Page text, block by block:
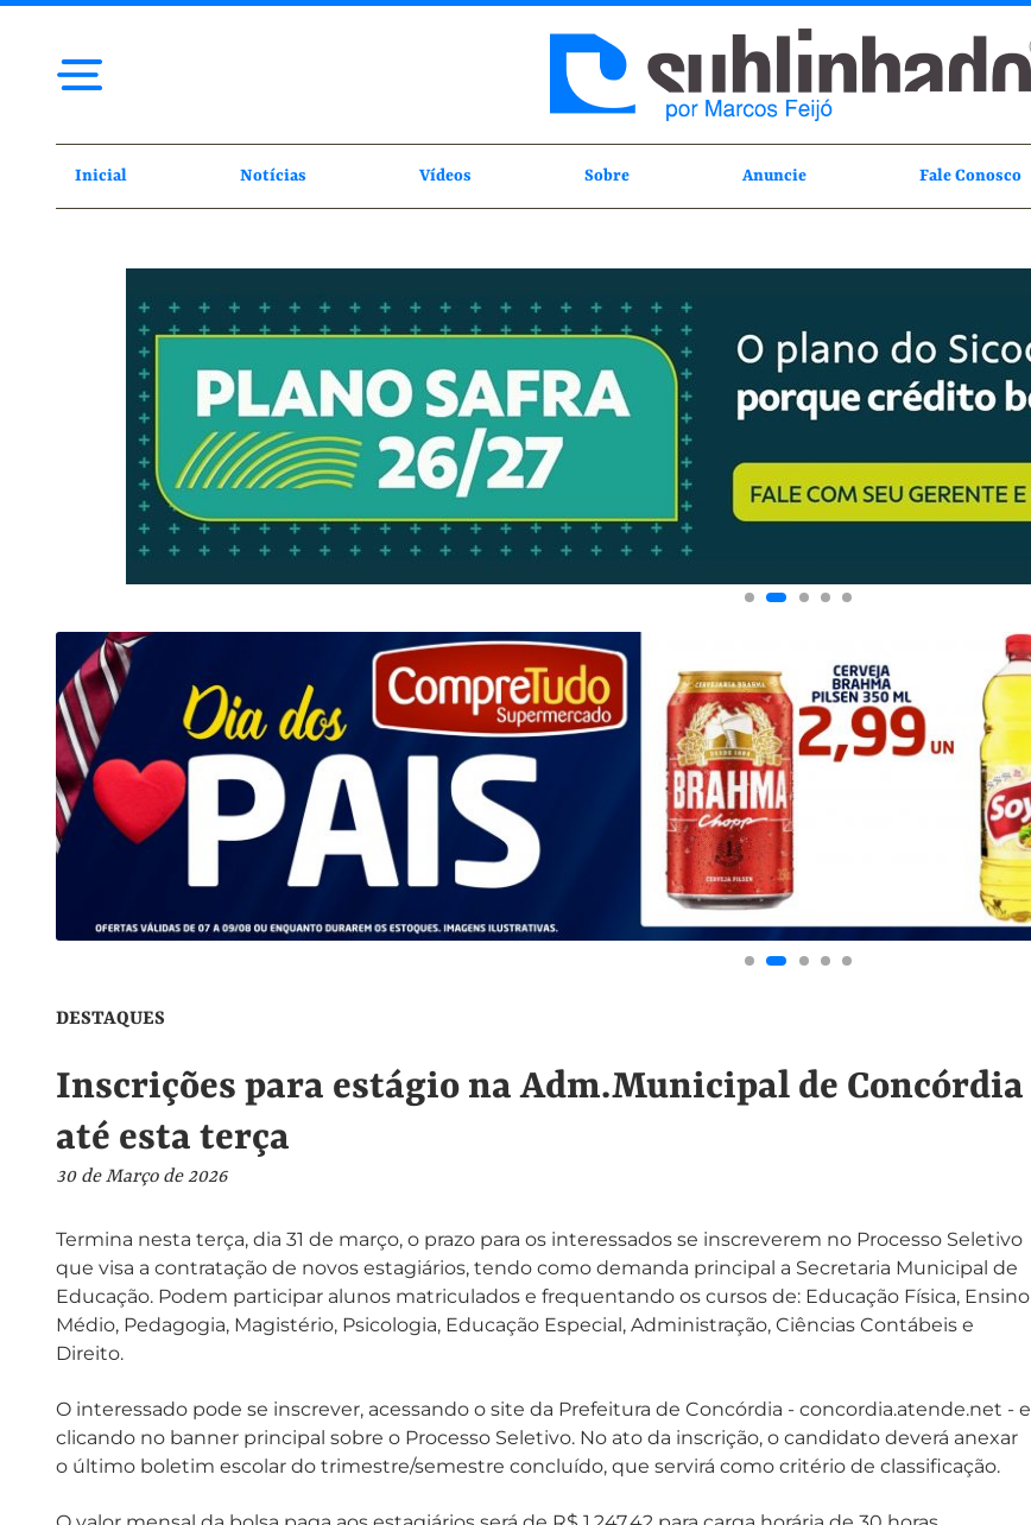
Inicial Notícias Vídeos Sobre Anuncie Fale Conosco
DESTAQUES
Inscrições para estágio na Adm.Municipal de Concórdia
até esta terça
30 de Março de 2026
Termina nesta terça, dia 31 de março, o prazo para os interessados se inscreverem no Processo Seletivo
que visa a contratação de novos estagiários, tendo como demanda principal a Secretaria Municipal de
Educação. Podem participar alunos matriculados e frequentando os cursos de: Educação Física, Ensino
Médio, Pedagogia, Magistério, Psicologia, Educação Especial, Administração, Ciências Contábeis e
Direito.
O interessado pode se inscrever, acessando o site da Prefeitura de Concórdia - concordia.atende.net - e
clicando no banner principal sobre o Processo Seletivo. No ato da inscrição, o candidato deverá anexar
o último boletim escolar do trimestre/semestre concluído, que servirá como critério de classificação.